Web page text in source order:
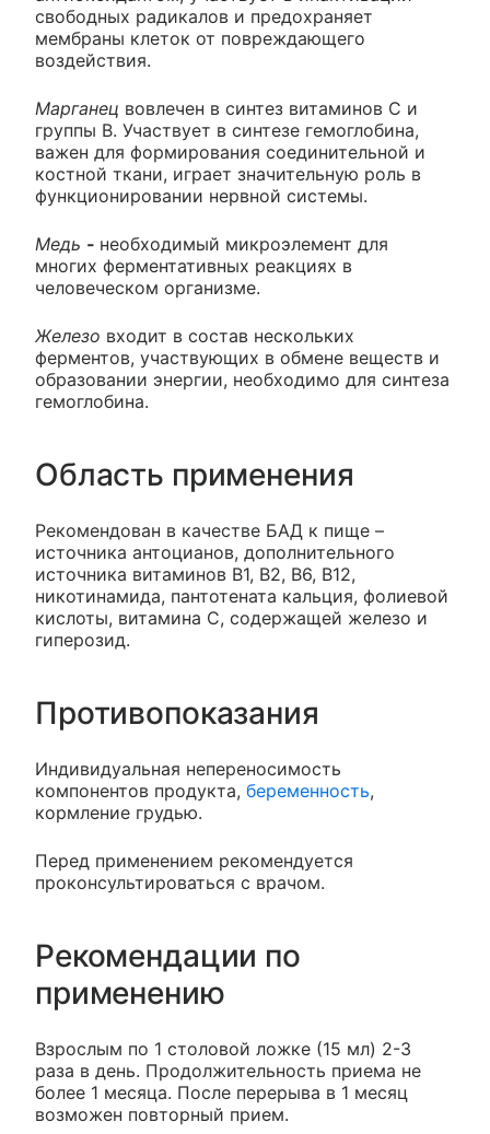
свободных радикалов и предохраняет
мембраны клеток от повреждающего
воздействия.
Марганец вовлечен в синтез витаминов С и
группы В. Участвует в синтезе гемоглобина,
важен для формирования соединительной и
костной ткани, играет значительную роль в
функционировании нервной системы.
Медь - необходимый микроэлемент для
многих ферментативных реакциях в
человеческом организме.
Железо входит в состав нескольких
ферментов, участвующих в обмене веществ и
образовании энергии, необходимо для синтеза
гемоглобина.
Область применения
Рекомендован в качестве БАД к пище –
источника антоцианов, дополнительного
источника витаминов В1, В2, В6, В12,
никотинамида, пантотената кальция, фолиевой
кислоты, витамина С, содержащей железо и
гиперозид.
Противопоказания
Индивидуальная непереносимость
компонентов продукта, беременность,
кормление грудью.
Перед применением рекомендуется
проконсультироваться с врачом.
Рекомендации по
применению
Взрослым по 1 столовой ложке (15 мл) 2-3
раза в день. Продолжительность приема не
более 1 месяца. После перерыва в 1 месяц
возможен повторный прием.